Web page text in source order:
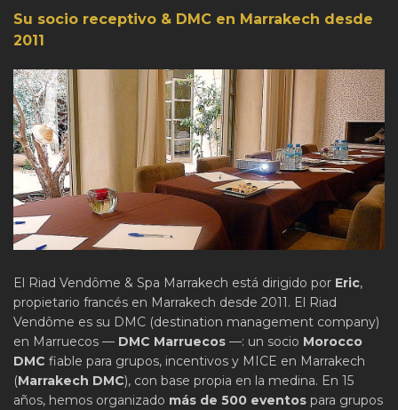
Su socio receptivo & DMC en Marrakech desde
2011
El Riad Vendôme & Spa Marrakech está dirigido por Eric,
propietario francés en Marrakech desde 2011. El Riad
Vendôme es su DMC (destination management company)
en Marruecos — DMC Marruecos —: un socio Morocco
DMC fiable para grupos, incentivos y MICE en Marrakech
(Marrakech DMC), con base propia en la medina. En 15
años, hemos organizado más de 500 eventos para grupos